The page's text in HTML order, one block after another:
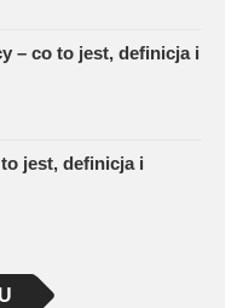
– co to jest, definicja i
jest, definicja i